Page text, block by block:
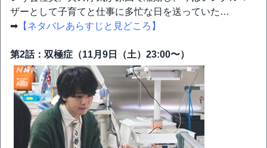
ザーとして子育てと仕事に多忙な日を送っていた…
➡ 【ネタバレあらすじと見どころ】
第2話：双極症（11月9日（土）23:00〜）